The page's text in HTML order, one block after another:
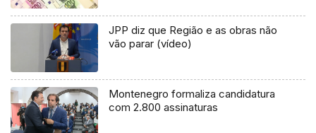
JPP diz que Região e as obras não
vão parar (vídeo)
Montenegro formaliza candidatura
com 2.800 assinaturas